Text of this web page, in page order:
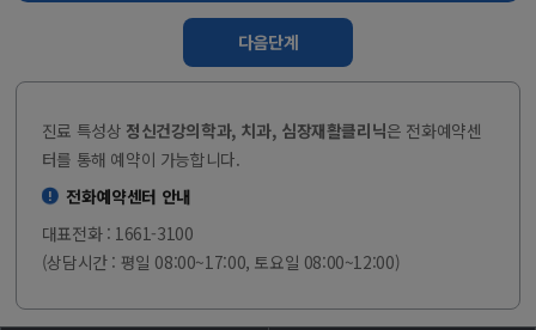
다음단계
진료 특성상 정신건강의학과, 치과, 심장재활클리닉은 전화예약센
터를 통해 예약이 가능합니다.
전화예약센터 안내
대표전화 : 1661-3100
(상담시간 : 평일 08:00~17:00, 토요일 08:00~12:00)